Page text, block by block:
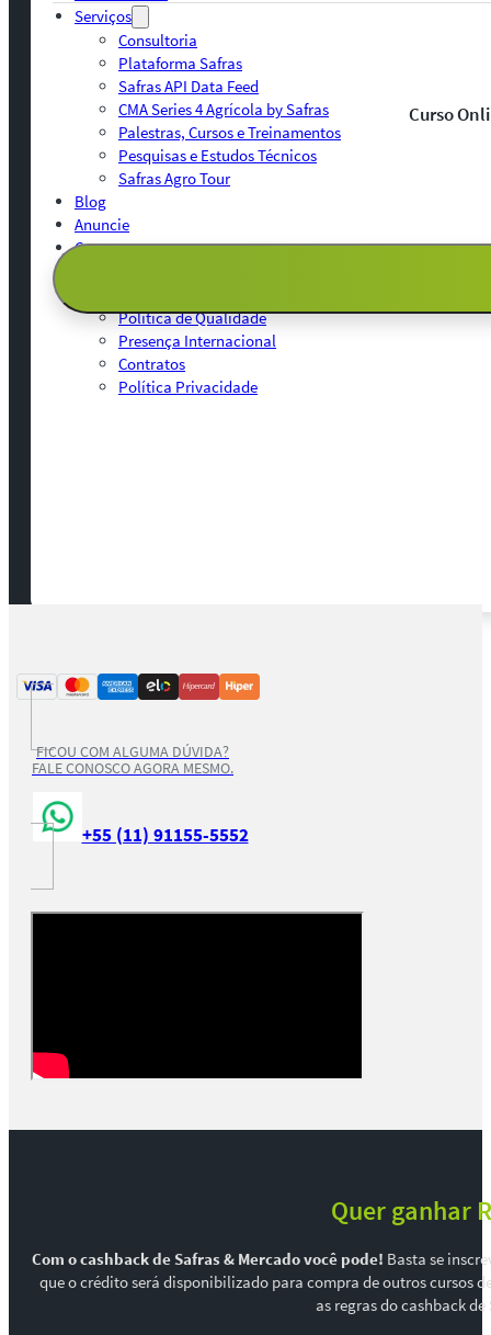
Serviços
Consultoria
Plataforma Safras
Safras API Data Feed
CMA Series 4 Agrícola by Safras
Palestras, Cursos e Treinamentos
Pesquisas e Estudos Técnicos
Safras Agro Tour
Blog
Anuncie
Contato
Política de Qualidade
Presença Internacional
Contratos
Política Privacidade
Curso
FICOU COM ALGUMA DÚVIDA?
FALE CONOSCO AGORA MESMO.
+55 (11) 91155-5552
Quer ganhar
Com o cashback de Safras & Mercado você pode! Basta se
que o crédito será disponibilizado para compra de outros cursos
as regras do cashback